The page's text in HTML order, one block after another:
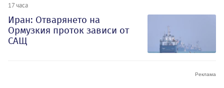
17 часа
Иран: Отварянето на
Ормузкия проток зависи от
САЩ